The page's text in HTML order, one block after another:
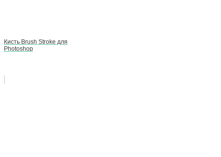
Кисть Brush Stroke для
Photoshop